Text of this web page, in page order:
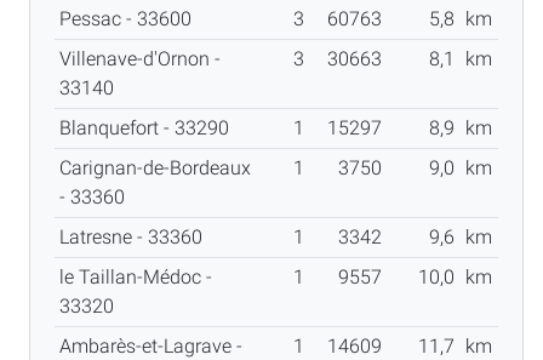
Pessac - 33600
3 60763 5,8
km
Villenave-d'Ornon -
33140
3 30663 8,1 km
Blanquefort - 33290 1 15297 8,9
km
Carignan-de-Bordeaux
- 33360
1 3750 9,0 km
Latresne - 33360 1 3342 9,6
km
le Taillan-Médoc -
33320
1 9557 10,0 km
Ambarès-et-Lagrave -
1 14609 11,7 km